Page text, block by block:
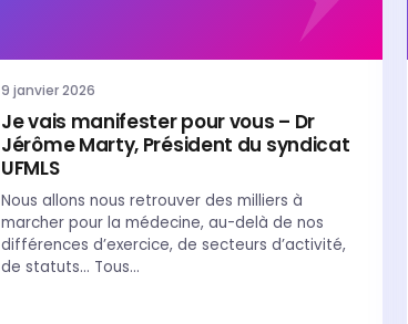
9 janvier 2026
Je vais manifester pour vous – Dr
Jérôme Marty, Président du syndicat
UFMLS
Nous allons nous retrouver des milliers à
marcher pour la médecine, au-delà de nos
différences d’exercice, de secteurs d’activité,
de statuts… Tous…